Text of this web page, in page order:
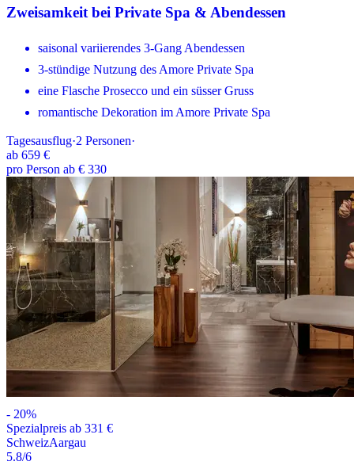
Zweisamkeit bei Private Spa & Abendessen
saisonal variierendes 3-Gang Abendessen
3-stündige Nutzung des Amore Private Spa
eine Flasche Prosecco und ein süsser Gruss
romantische Dekoration im Amore Private Spa
Tagesausflug·2 Personen·
ab 659 €
pro Person ab € 330
- 20%
Spezialpreis ab 331 €
SchweizAargau
5.8/6